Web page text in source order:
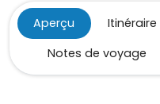
Aperçu
Notes de voyage